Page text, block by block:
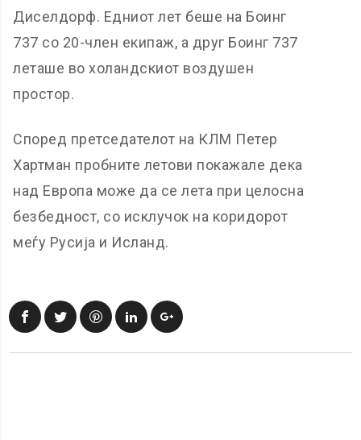
Диселдорф. Едниот лет беше на Боинг
737 со 20-член екипаж, а друг Боинг 737
леташе во холандскиот воздушен
простор.
Според претседателот на КЛМ Петер
Хартман пробните летови покажале дека
над Европа може да се лета при целосна
безбедност, со исклучок на коридорот
меѓу Русија и Исланд.